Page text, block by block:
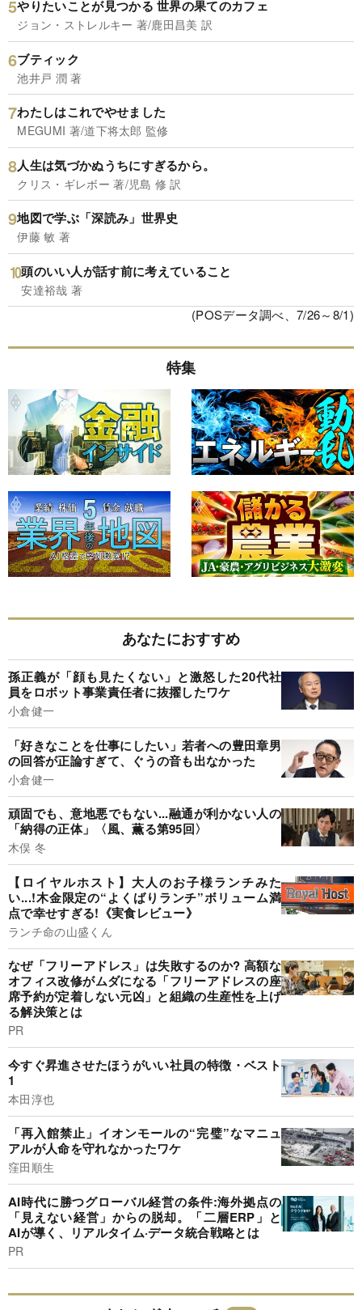
やりたいことが見つかる 世界の果てのカフェ
ジョン・ストレルキー 著/鹿田昌美 訳
ブティック
池井戸 潤 著
わたしはこれでやせました
MEGUMI 著/道下将太郎 監修
人生は気づかぬうちにすぎるから。
クリス・ギレボー 著/児島 修 訳
地図で学ぶ「深読み」世界史
伊藤 敏 著
頭のいい人が話す前に考えていること
安達裕哉 著
(POSデータ調べ、7/26～8/1)
特集
あなたにおすすめ
孫正義が「顔も見たくない」と激怒した20代社
員をロボット事業責任者に抜擢したワケ
小倉健一
「好きなことを仕事にしたい」若者への豊田章男
の回答が正論すぎて、ぐうの音も出なかった
小倉健一
頑固でも、意地悪でもない...融通が利かない人の
「納得の正体」〈風、薫る第95回〉
木俣 冬
【ロイヤルホスト】大人のお子様ランチみた
い...!木金限定の“よくばりランチ”ボリューム満
点で幸せすぎる!《実食レビュー》
ランチ命の山盛くん
なぜ「フリーアドレス」は失敗するのか? 高額な
オフィス改修がムダになる「フリーアドレスの座
席予約が定着しない元凶」と組織の生産性を上げ
る解決策とは
PR
今すぐ昇進させたほうがいい社員の特徴・ベスト
1
本田淳也
「再入館禁止」イオンモールの“完璧”なマニュ
アルが人命を守れなかったワケ
窪田順生
AI時代に勝つグローバル経営の条件:海外拠点の
「見えない経営」からの脱却。「二層ERP」と
AIが導く、リアルタイム·データ統合戦略とは
PR